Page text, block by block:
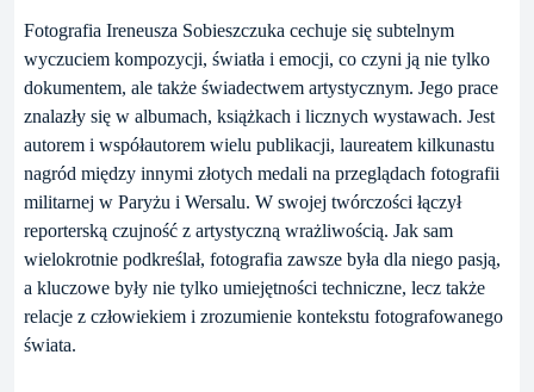
Fotografia Ireneusza Sobieszczuka cechuje się subtelnym
wyczuciem kompozycji, światła i emocji, co czyni ją nie tylko
dokumentem, ale także świadectwem artystycznym. Jego prace
znalazły się w albumach, książkach i licznych wystawach. Jest
autorem i współautorem wielu publikacji, laureatem kilkunastu
nagród między innymi złotych medali na przeglądach fotografii
militarnej w Paryżu i Wersalu. W swojej twórczości łączył
reporterską czujność z artystyczną wrażliwością. Jak sam
wielokrotnie podkreślał, fotografia zawsze była dla niego pasją,
a kluczowe były nie tylko umiejętności techniczne, lecz także
relacje z człowiekiem i zrozumienie kontekstu fotografowanego
świata.